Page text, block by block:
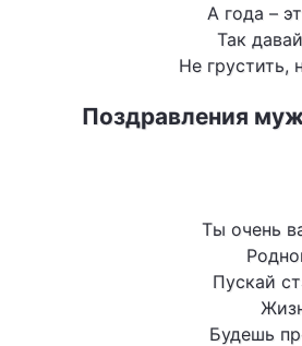
А года –
Так
Не грустить,
Поздравления
Ты очень
Пускай
Будешь